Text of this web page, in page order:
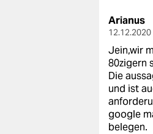
Arianus
Jein,wir
80zigern
Die
und ist
google
belegen.